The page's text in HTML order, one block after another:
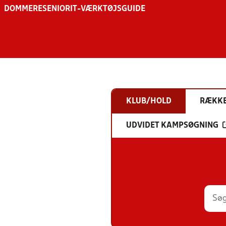
DOMMERESENIOR IT-VÆRKTØJSGUIDE
KLUB/HOLD
UDVIDET KAMPSØGNING